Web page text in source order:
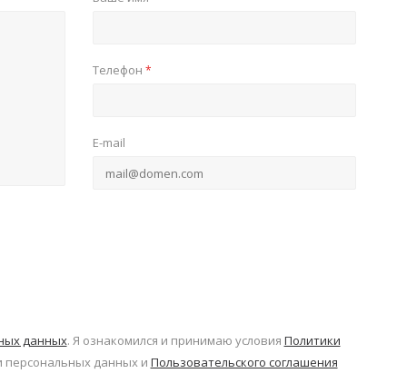
Телефон *
E-mail
данных. Я ознакомился и принимаю условия Политики
данных и Пользовательского соглашения